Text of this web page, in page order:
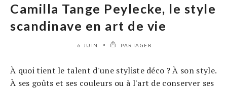
Camilla Tange Peylecke, le style
scandinave en art de vie
6 JUIN PARTAGER
À quoi tient le talent d'une styliste déco ? À son style.
À ses goûts et ses couleurs ou à l'art de conserver ses